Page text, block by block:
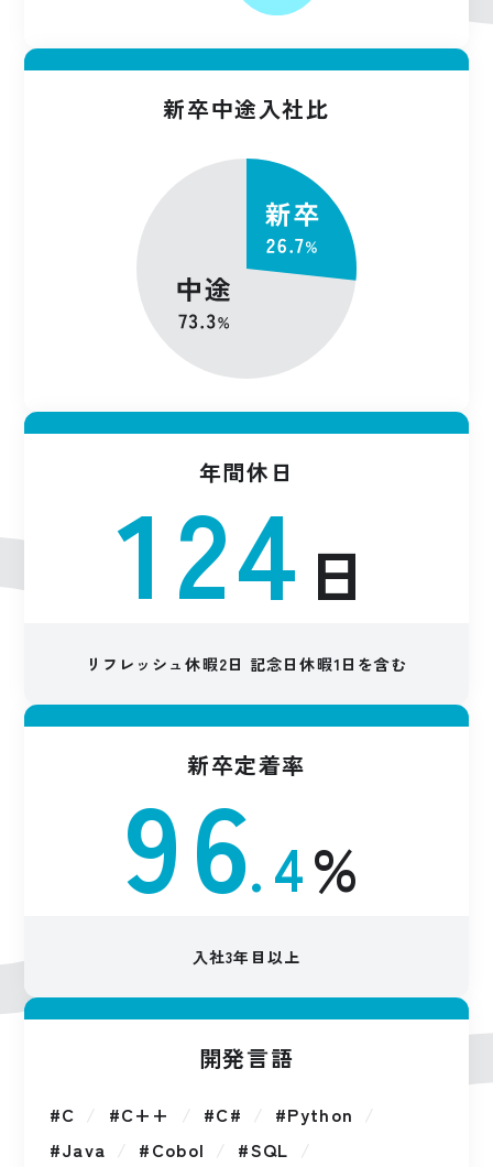
新卒中途入社比
年間休日
124 日
リフレッシュ休暇2日 記念日休暇1日を含む
新卒定着率
96.4%
入社3年目以上
開発言語
C C++ C#
Python
Java
Cobol
SQL